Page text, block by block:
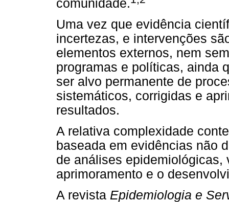
comunidade.
Uma vez que evidência
incertezas, e intervenções
elementos externos, nem
programas e políticas, ainda
ser alvo permanente de
sistemáticos, corrigidas e
resultados.
A relativa complexidade
baseada em evidências não
de análises epidemiológicas,
aprimoramento e o
A revista Epidemiologia e